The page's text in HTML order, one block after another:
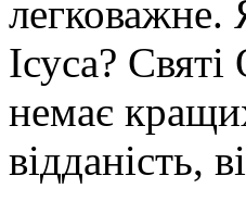
Ісуса?
немає
відданість,